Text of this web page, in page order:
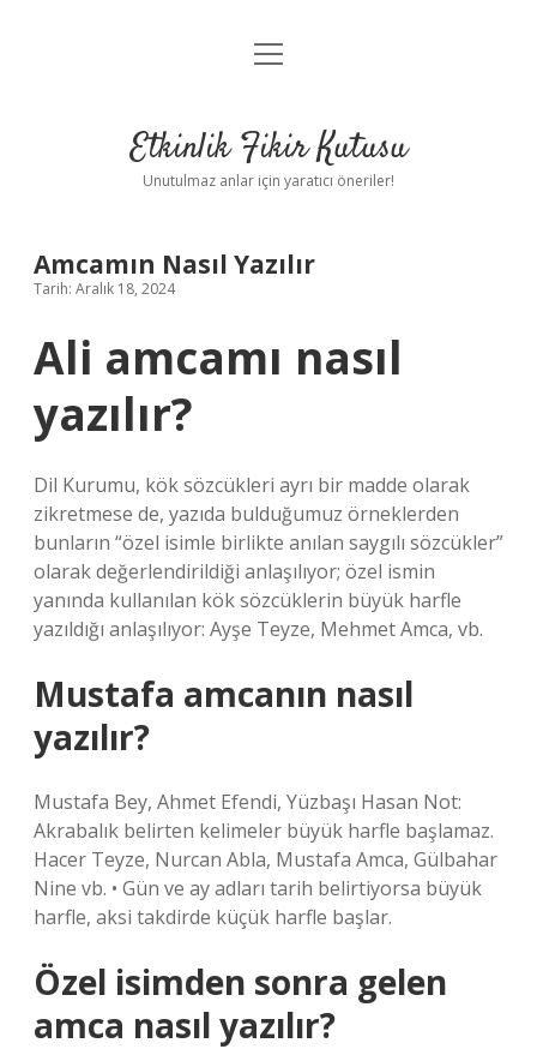
Anasayfa
Yasal Uyarı
menüyü
Etkinlik Fikir Kutusu
Unutulmaz anlar için yaratıcı öneriler!
Amcamın Nasıl Yazılır
Tarih: Aralık 18, 2024
Ali amcamı nasıl
yazılır?
Dil Kurumu, kök sözcükleri ayrı bir madde olarak
zikretmese de, yazıda bulduğumuz örneklerden
bunların “özel isimle birlikte anılan saygılı sözcükler”
olarak değerlendirildiği anlaşılıyor; özel ismin
yanında kullanılan kök sözcüklerin büyük harfle
yazıldığı anlaşılıyor: Ayşe Teyze, Mehmet Amca, vb.
Mustafa amcanın nasıl
yazılır?
Mustafa Bey, Ahmet Efendi, Yüzbaşı Hasan Not:
Akrabalık belirten kelimeler büyük harfle başlamaz.
Hacer Teyze, Nurcan Abla, Mustafa Amca, Gülbahar
Nine vb. • Gün ve ay adları tarih belirtiyorsa büyük
harfle, aksi takdirde küçük harfle başlar.
Özel isimden sonra gelen
amca nasıl yazılır?